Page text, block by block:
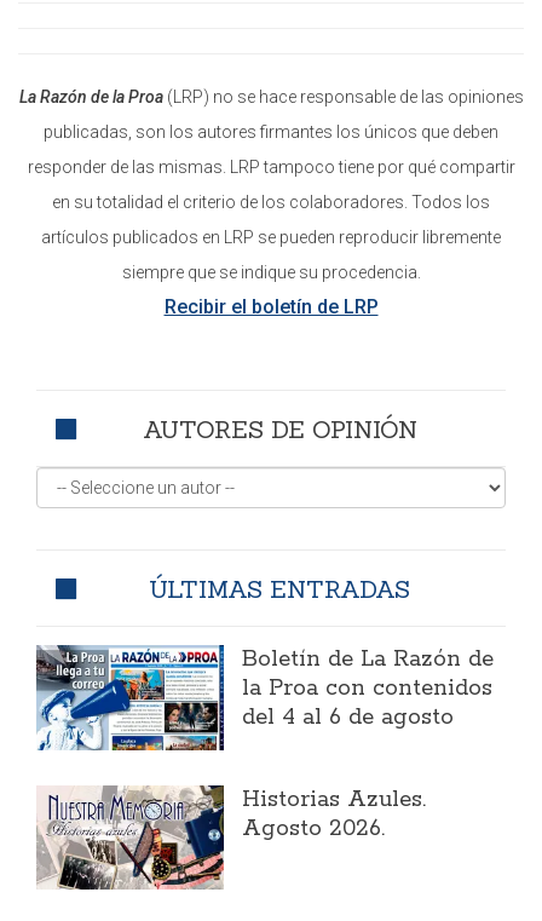
La Razón de la Proa(LRP) no se hace responsable de las opiniones
publicadas, son los autores firmantes los únicos que deben
responder de las mismas. LRP tampoco tiene por qué compartir
en su totalidad el criterio de los colaboradores. Todos los
artículos publicados en LRP se pueden reproducir libremente
siempre que se indique su procedencia.
Recibir el boletín de LRP
AUTORES DE OPINIÓN
ÚLTIMAS ENTRADAS
Boletín de La Razón de
la Proa con contenidos
del 4 al 6 de agosto
Historias Azules.
Agosto 2026.